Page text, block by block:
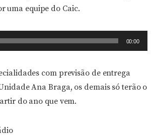
uma equipe do Caic.
00:00
com previsão de entrega
Ana Braga, os demais só terão o
do ano que vem.